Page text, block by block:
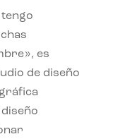
es
de diseño